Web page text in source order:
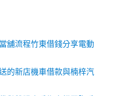
舖流程竹東借錢分享電動
的新店機車借款與楠梓汽